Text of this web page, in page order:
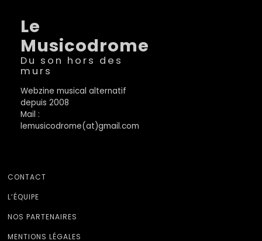
Le
Musicodrome
Du son hors des
murs
Webzine musical alternatif
depuis 2008
Mail :
lemusicodrome(at)gmail.com
CONTACT
L’ÉQUIPE
NOS PARTENAIRES
MENTIONS LÉGALES